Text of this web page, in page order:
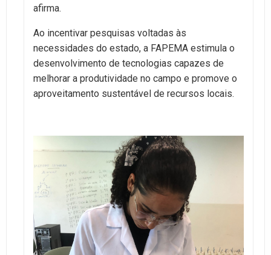
afirma.
Ao incentivar pesquisas voltadas às
necessidades do estado, a FAPEMA estimula o
desenvolvimento de tecnologias capazes de
melhorar a produtividade no campo e promove o
aproveitamento sustentável de recursos locais.